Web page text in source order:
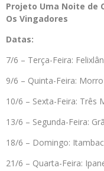
Projeto Uma Noite de
Os Vingadores
Datas:
7/6 – Terça-Feira:
9/6 – Quinta-Feira:
10/6 – Sexta-Feira: Três
13/6 – Segunda-Feira:
18/6 – Domingo:
21/6 – Quarta-Feira: